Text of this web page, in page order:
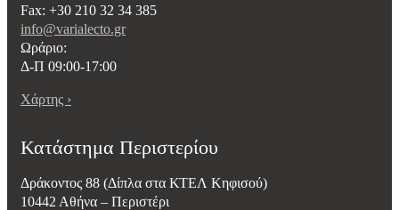
Fax: +30 210 32 34 385
info@varialecto.gr
Ωράριο:
Δ-Π 09:00-17:00
Χάρτης ›
Κατάστημα Περιστερίου
Δράκοντος 88 (Δίπλα στα ΚΤΕΛ Κηφισού)
10442 Αθήνα – Περιστέρι